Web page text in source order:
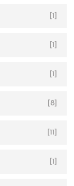
[1]
[1]
[1]
[8]
[11]
[1]